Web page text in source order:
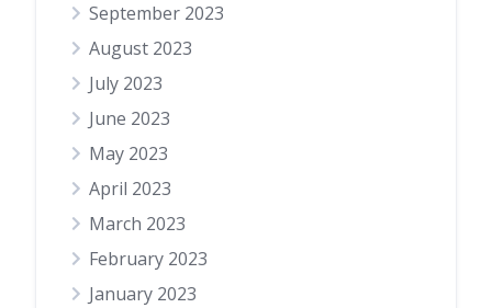
September 2023
August 2023
July 2023
June 2023
May 2023
April 2023
March 2023
February 2023
January 2023